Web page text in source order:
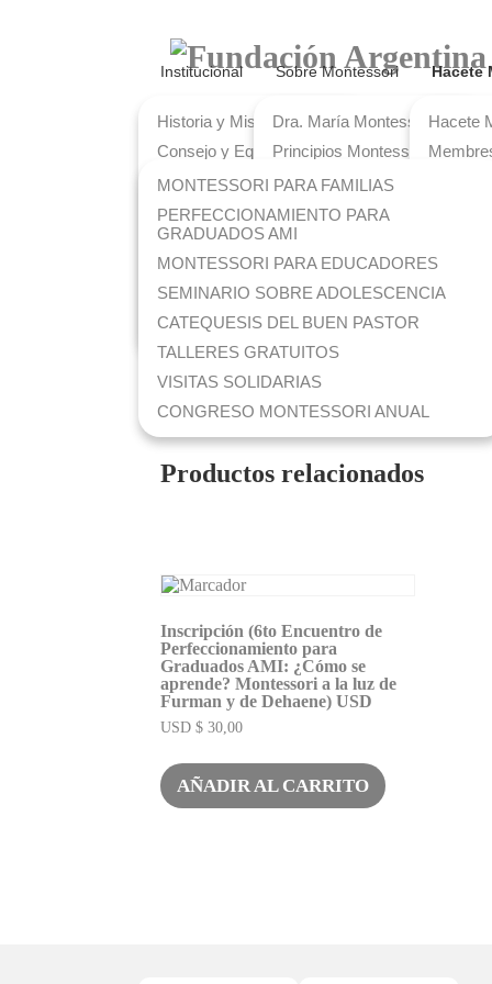
Institucional
Historia y Misión
Consejo y Equipo
¿Por qué Montessori?
¿Qué ofrecemos?
FAMM y AMI
FAMM y UCA
Nuestra Sede
Hacenos tu Consulta
Sobre Montessori
Dra. María Montessori
Principios Montessori
Método Montessori
Mapa Montessori
Libros de la Dra.
Montessori
Lecturas Recomendadas
Preguntas Frecuentes
Hacete
Hacete
TALLERES Y SEMINARIOS
MONTESSORI PARA FAMILIAS
PERFECCIONAMIENTO PARA
GRADUADOS AMI
MONTESSORI PARA EDUCADORES
SEMINARIO SOBRE ADOLESCENCIA
CATEQUESIS DEL BUEN PASTOR
TALLERES GRATUITOS
VISITAS SOLIDARIAS
CONGRESO MONTESSORI ANUAL
Productos relacionados
Inscripción (6to Encuentro de
Perfeccionamiento para
Graduados AMI: ¿Cómo se
aprende? Montessori a la luz de
Furman y de Dehaene) USD
USD $ 30,00
AÑADIR AL CARRITO